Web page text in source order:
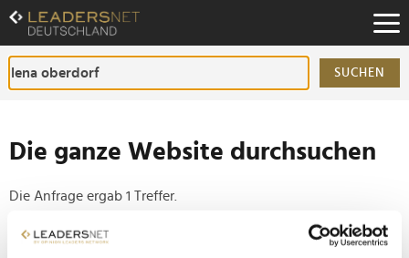
Zum
Inhalt
Zur
Fußzeilen-
Navigation
SUCHEN
Die ganze Website durchsuchen
Die Anfrage ergab 1 Treffer.
Tipp